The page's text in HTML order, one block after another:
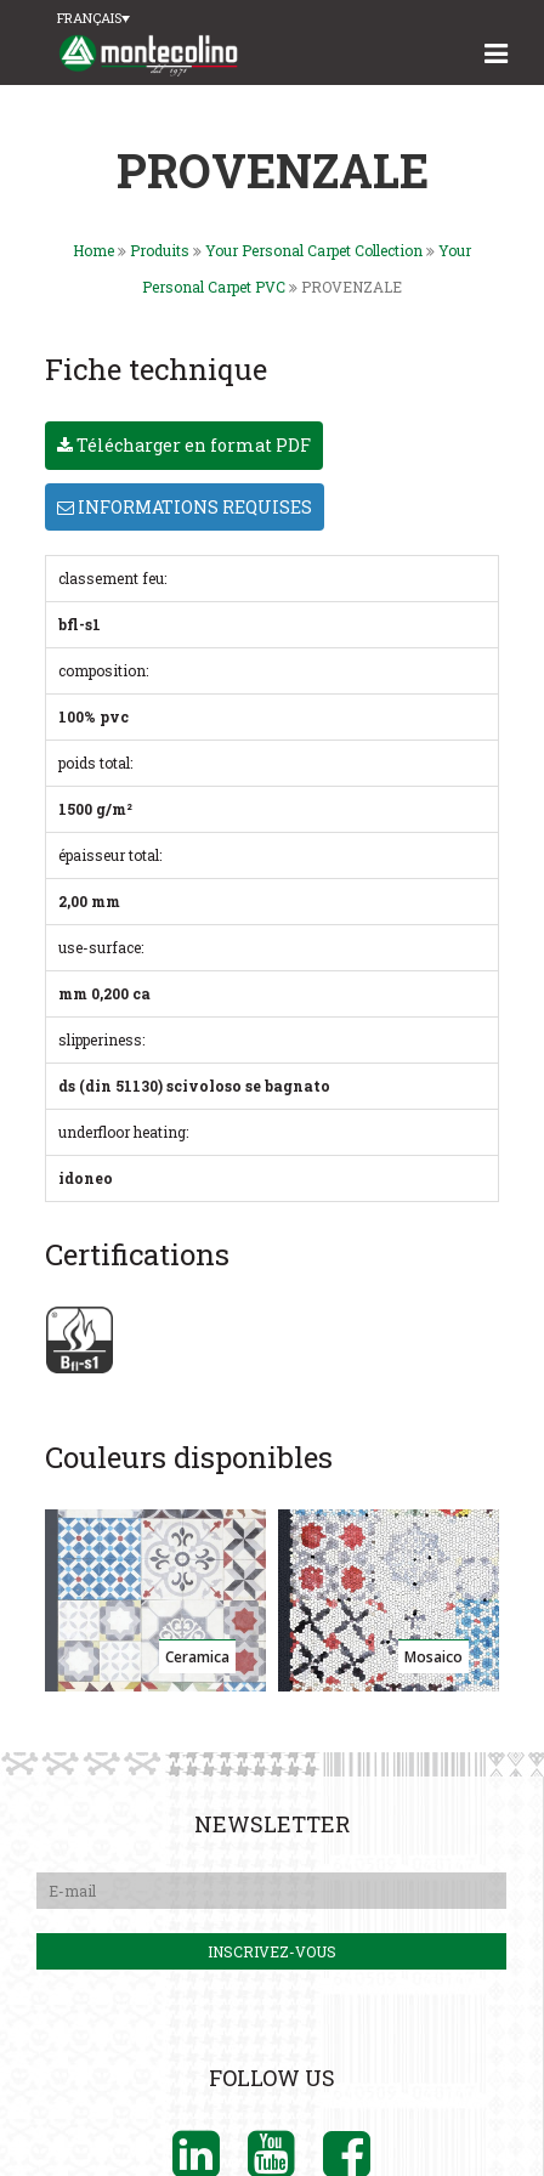
FRANÇAIS
PROVENZALE
Home Produits Your Personal Carpet Collection
Your
Personal Carpet PVC
PROVENZALE
Fiche technique
Télécharger en format PDF
INFORMATIONS REQUISES
classement feu:
bfl-s1
composition:
100% pvc
poids total:
1500 g/m²
épaisseur total:
2,00 mm
use-surface:
mm 0,200 ca
slipperiness:
ds (din 51130) scivoloso se bagnato
underfloor heating:
idoneo
Certifications
Couleurs disponibles
Ceramica Mosaico
NEWSLETTER
FOLLOW US